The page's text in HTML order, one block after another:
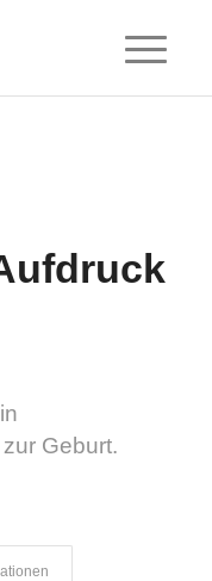
Geburt.